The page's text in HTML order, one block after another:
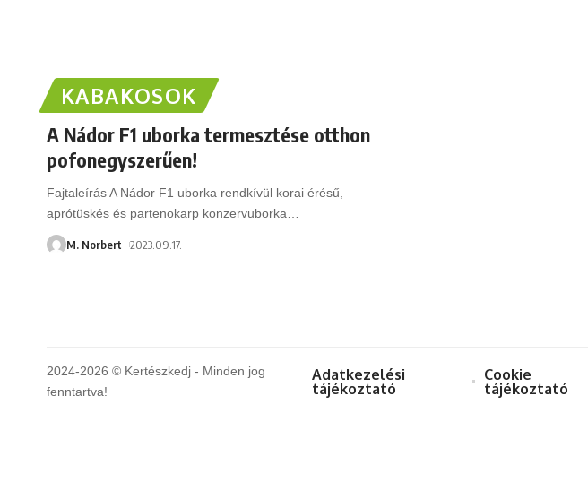
KABAKOSOK
A Nádor F1 uborka termesztése otthon
pofonegyszerűen!
Fajtaleírás A Nádor F1 uborka rendkívül korai érésű,
aprótüskés és partenokarp konzervuborka
M. Norbert 2023.09.17.
2024-2026 © Kertészkedj - Minden jog
fenntartva!
Adatkezelési
tájékoztató
Cookie
tájékoztató